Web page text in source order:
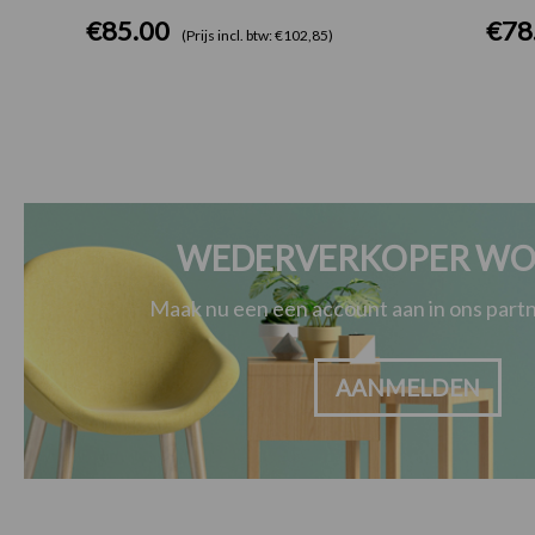
€85.00 (Prijs incl. btw: €102,85) €
WEDERVERKOPER
Maak nu een een account aan in ons
AANMELDEN